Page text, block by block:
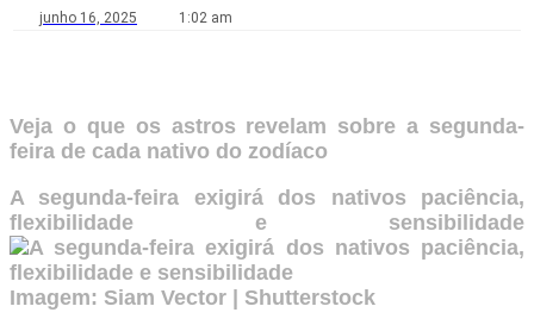
junho 16, 2025 1:02 am
Veja o que os astros revelam sobre a segunda-
feira de cada nativo do zodíaco
A segunda-feira exigirá dos nativos paciência,
flexibilidade e sensibilidade
Imagem: Siam Vector | Shutterstock